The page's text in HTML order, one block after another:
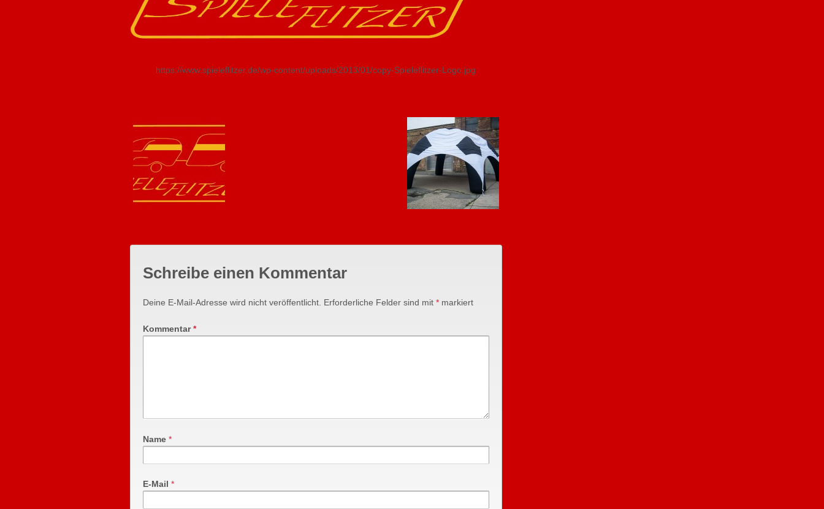
https://www.spieleflitzer.de/wp-content/uploads/2013/01/copy-Spieleflitzer-Logo.jpg
Schreibe einen Kommentar
Deine E-Mail-Adresse wird nicht veröffentlicht. Erforderliche Felder sind mit * markiert
Kommentar*
Name *
E-Mail *